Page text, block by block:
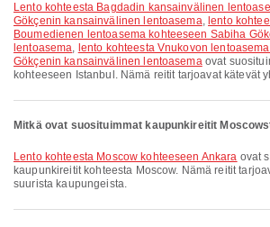
lento kohteesta Bagdadin kansainvälinen lentoasema kohteeseen Sabiha
Gökçenin kansainvälinen lentoasema, lento
Boumedienen lentoasema kohteeseen Sabiha
lentoasema, lento kohteesta Vnukovon
Gökçenin kansainvälinen lentoasemaovat
kohteeseen Istanbul. Nämä reitit tarjoavat kätevät
Mitkä ovat suosituimmat kaupunkireitit
lento kohteesta Moscow kohteeseen Ankara ovat
kaupunkireitit kohteesta Moscow. Nämä reitit
suurista kaupungeista.